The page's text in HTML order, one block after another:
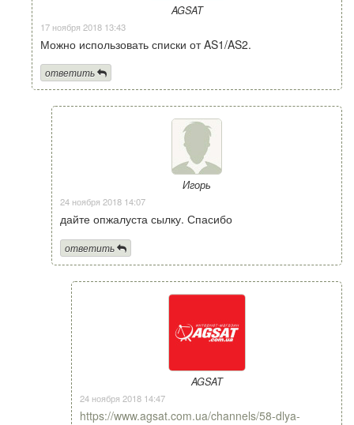
AGSAT
17 ноября 2018 13:43
Можно использовать списки от AS1/AS2.
ответить
Игорь
24 ноября 2018 14:07
дайте опжалуста сылку. Спасибо
ответить
AGSAT
24 ноября 2018 14:47
https://www.agsat.com.ua/channels/58-dlya-